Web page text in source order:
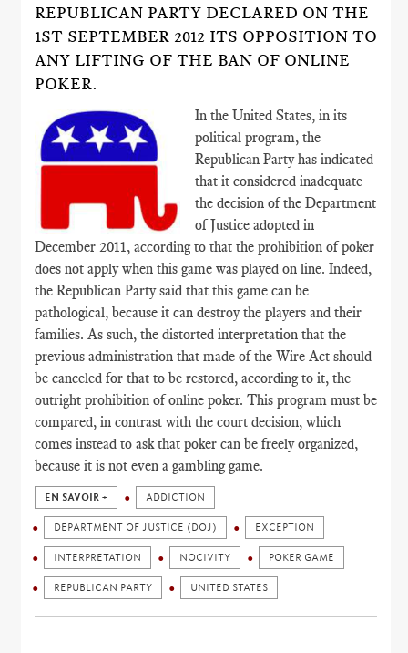
REPUBLICAN PARTY DECLARED ON THE
1ST SEPTEMBER 2012 ITS OPPOSITION TO
ANY LIFTING OF THE BAN OF ONLINE
POKER.
In the United States, in its
political program, the
Republican Party has indicated
that it considered inadequate
the decision of the Department
of Justice adopted in
December 2011, according to that the prohibition of poker
does not apply when this game was played on line. Indeed,
the Republican Party said that this game can be
pathological, because it can destroy the players and their
families. As such, the distorted interpretation that the
previous administration that made of the Wire Act should
be canceled for that to be restored, according to it, the
outright prohibition of online poker. This program must be
compared, in contrast with the court decision, which
comes instead to ask that poker can be freely organized,
because it is not even a gambling game.
EN SAVOIR + ADDICTION
DEPARTMENT OF JUSTICE (DOJ) EXCEPTION
INTERPRETATION NOCIVITY POKER GAME
REPUBLICAN PARTY UNITED STATES